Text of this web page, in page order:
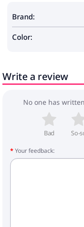
Apkopes un
nevainojamu
maigu ziepju
saraut
paliek
Materiāls:
Vispārējās
Svars: 30,99 kg
Materiāli,
Piegāde satur:
Brand:
Color:
Write a review
No one has
Bad So-
Your feedback: